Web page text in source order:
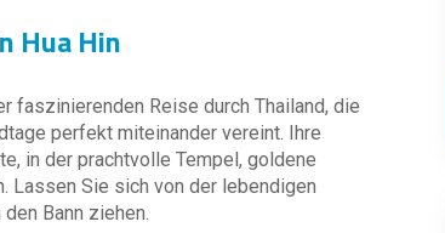
Hua Hin
faszinierenden Reise durch Thailand, die
perfekt miteinander vereint. Ihre
in der prachtvolle Tempel, goldene
Lassen Sie sich von der lebendigen
Bann ziehen.